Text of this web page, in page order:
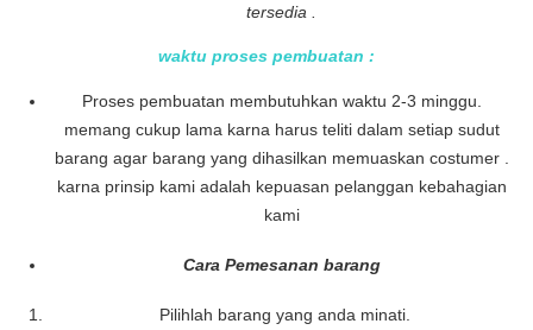
tersedia .
waktu proses pembuatan :
Proses pembuatan membutuhkan waktu 2-3 minggu.
memang cukup lama karna harus teliti dalam setiap sudut
barang agar barang yang dihasilkan memuaskan costumer .
karna prinsip kami adalah kepuasan pelanggan kebahagian
kami
Cara Pemesanan barang
Pilihlah barang yang anda minati.